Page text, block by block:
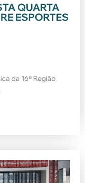
QUARTA
ESPORTES
da 16ª Região